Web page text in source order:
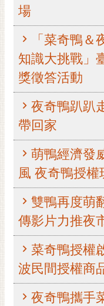
螢
光
泉
桐
花
RSS
電
子
場
「菜奇鴨
知識大挑戰」
獎徵答活動
夜奇鴨趴趴
帶回家
萌鴨經濟發
風 夜奇鴨授
雙鴨再度萌
傳影片力推夜
菜奇鴨授權
波民間授權商
夜奇鴨攜手